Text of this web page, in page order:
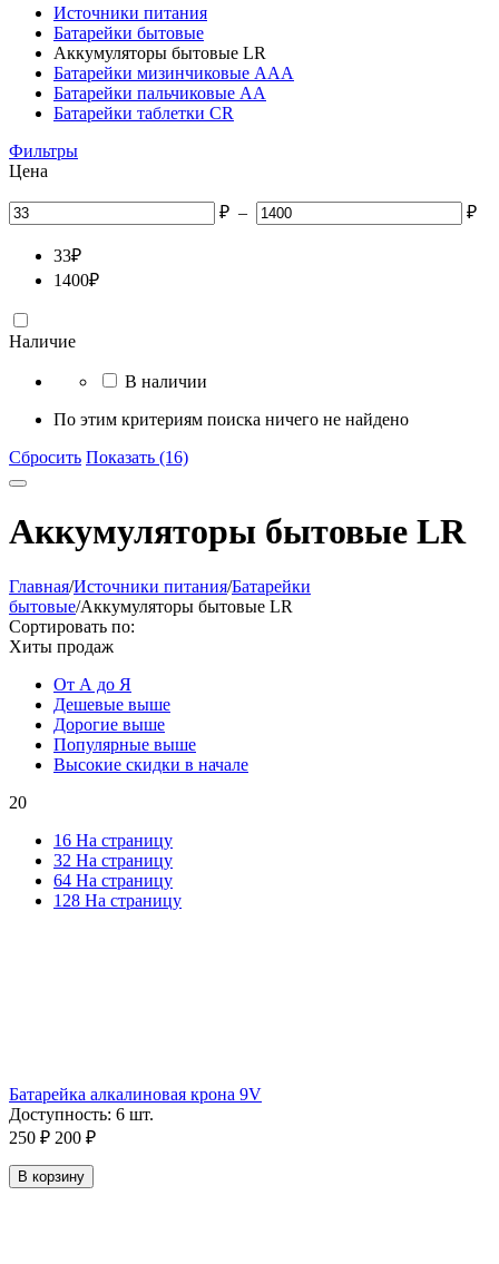
Источники питания
Батарейки бытовые
Аккумуляторы бытовые LR
Батарейки мизинчиковые ААА
Батарейки пальчиковые АА
Батарейки таблетки CR
Фильтры
Цена
₽ – ₽
33₽
1400₽
Наличие
В наличии
По этим критериям поиска ничего не найдено
Сбросить Показать (16)
Аккумуляторы бытовые LR
Главная/Источники питания/Батарейки
бытовые/Аккумуляторы бытовые LR
Сортировать по:
Хиты продаж
От А до Я
Дешевые выше
Дорогие выше
Популярные выше
Высокие скидки в начале
20
16 На страницу
32 На страницу
64 На страницу
128 На страницу
Батарейка алкалиновая крона 9V
Доступность: 6 шт.
250 ₽ 200 ₽
В корзину